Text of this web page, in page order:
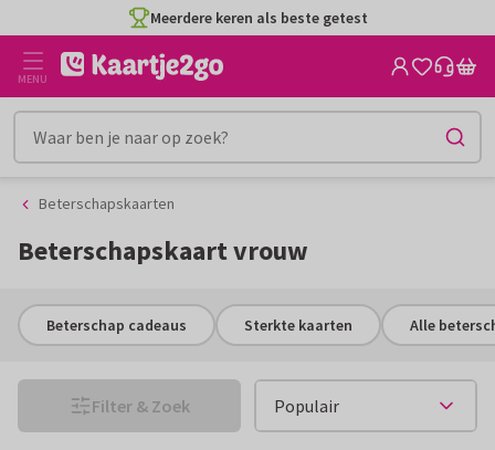
naar
inhoud
naar
het
filter
CO2-neutraal gedrukt
MENU
Beterschapskaarten
Beterschapskaart vrouw
Beterschap cadeaus Sterkte kaarten Alle
Filter & Zoek